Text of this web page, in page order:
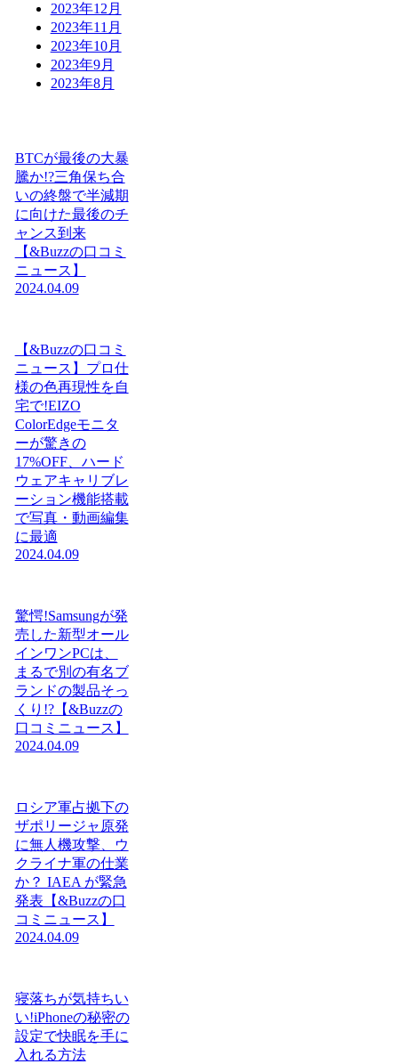
2023年12月
2023年11月
2023年10月
2023年9月
2023年8月
BTCが最後の大暴
騰か!?三角保ち合
いの終盤で半減期
に向けた最後のチ
ャンス到来
【&Buzzの口コミ
ニュース】
2024.04.09
【&Buzzの口コミ
ニュース】プロ仕
様の色再現性を自
宅で!EIZO
ColorEdgeモニタ
ーが驚きの
17%OFF、ハード
ウェアキャリブレ
ーション機能搭載
で写真・動画編集
に最適
2024.04.09
驚愕!Samsungが発
売した新型オール
インワンPCは、
まるで別の有名ブ
ランドの製品そっ
くり!?【&Buzzの
口コミニュース】
2024.04.09
ロシア軍占拠下の
ザポリージャ原発
に無人機攻撃、ウ
クライナ軍の仕業
か？ IAEA が緊急
発表【&Buzzの口
コミニュース】
2024.04.09
寝落ちが気持ちい
い!iPhoneの秘密の
設定で快眠を手に
入れる方法